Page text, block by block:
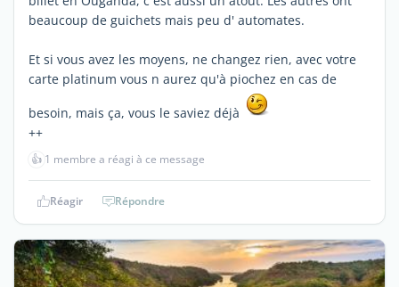
beaucoup de guichets mais peu d' automates.
Et si vous avez les moyens, ne changez rien, avec votre
carte platinum vous n aurez qu'à piochez en cas de
besoin, mais ça, vous le saviez déjà
++
👍 1 membre a réagi à ce message
Réagir Répondre